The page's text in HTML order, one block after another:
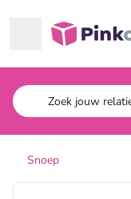
Pinkcube
Snoep